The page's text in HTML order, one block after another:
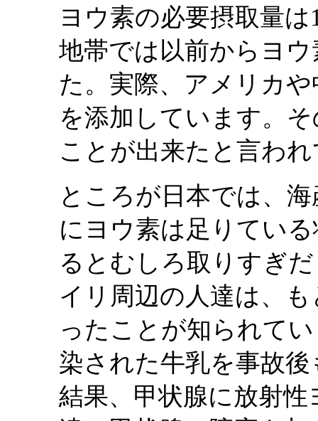
ヨウ素の必要摂取量
地帯では以前からヨ
た。実際、アメリカ
を添加しています。
ことが出来たと言わ
ところが日本では、
にヨウ素は足りてい
るとむしろ取りすぎ
イリ周辺の人達は、
ったことが知られて
染された牛乳を事故
結果、甲状腺に放射